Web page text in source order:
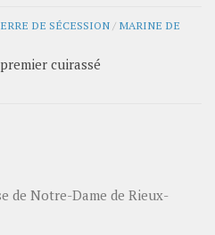
DE SÉCESSION / MARINE DE
cuirassé
de Notre-Dame de Rieux-